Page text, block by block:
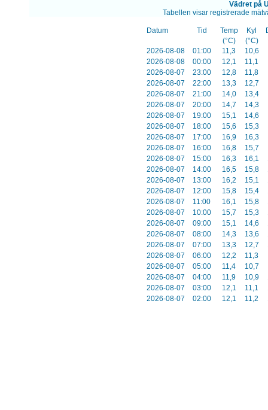
Vädret på
Tabellen visar registrerade
Datum Tid Temp Kyl
(°C)
(°C)
2026-08-08
01:00 11,3
10,6
2026-08-08
00:00 12,1
11,1
2026-08-07
23:00 12,8
11,8
2026-08-07
22:00 13,3
12,7
2026-08-07
21:00 14,0
13,4
2026-08-07
20:00 14,7
14,3
2026-08-07
19:00 15,1
14,6
2026-08-07
18:00 15,6
15,3
2026-08-07
17:00 16,9
16,3
2026-08-07
16:00 16,8
15,7
2026-08-07
15:00 16,3 16,1
2026-08-07
14:00 16,5 15,8
2026-08-07
13:00 16,2 15,1
2026-08-07
12:00 15,8 15,4
2026-08-07
11:00 16,1 15,8
2026-08-07
10:00 15,7 15,3
2026-08-07
09:00 15,1 14,6
2026-08-07
08:00 14,3 13,6
2026-08-07
07:00 13,3 12,7
2026-08-07
06:00 12,2
11,3
2026-08-07
05:00 11,4
10,7
2026-08-07
04:00 11,9 10,9
2026-08-07
03:00 12,1 11,1
2026-08-07
02:00 12,1 11,2